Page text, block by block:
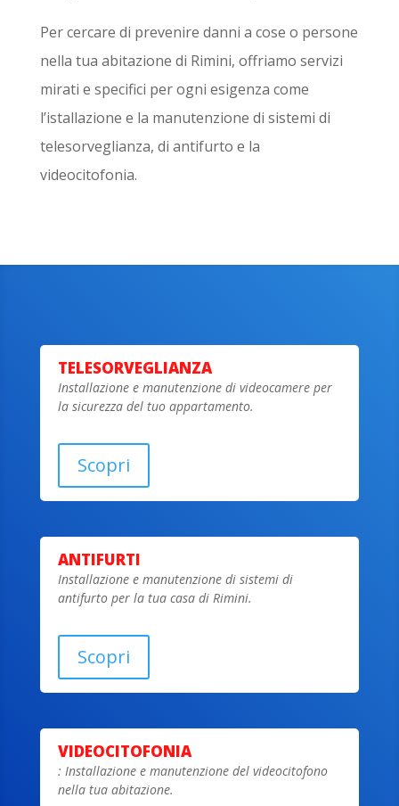
Per cercare di prevenire danni a cose o persone
nella tua abitazione di Rimini, offriamo servizi
mirati e specifici per ogni esigenza come
l’istallazione e la manutenzione di sistemi di
telesorveglianza, di antifurto e la
videocitofonia.
TELESORVEGLIANZA
Installazione e manutenzione di videocamere per
la sicurezza del tuo appartamento.
Scopri
ANTIFURTI
Installazione e manutenzione di sistemi di
antifurto per la tua casa di Rimini.
Scopri
VIDEOCITOFONIA
: Installazione e manutenzione del videocitofono
nella tua abitazione.